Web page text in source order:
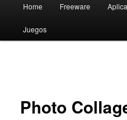
Skip
to
Home Freeware
Juegos
Photo